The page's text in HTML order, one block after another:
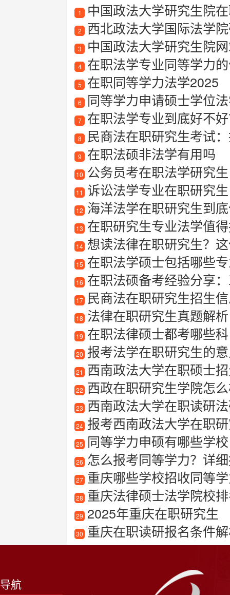
1 中国政法大学研究生院
2 西北政法大学国际法学
3 中国政法大学研究生院
4 在职法学专业同等学力
5 在职同等学力法学2025
6 同等学力申请硕士学位
7 在职法学专业到底好不
8 民商法在职研究生考试
9 在职法硕非法学有用吗
10 公务员考在职法学研究生
11 诉讼法学专业在职研究生
12 海洋法学在职研究生到底
13 在职研究生专业法学值得报考
14 想读法律在职研究生？
15 在职法学硕士包括哪些
16 在职法硕备考经验分享
17 民商法在职研究生招生信
18 法律在职研究生真题解
19 在职法律硕士都考哪些
20 报考法学在职研究生的
21 西南政法大学在职硕士
22 西政在职研究生学院怎
23 西南政法大学在职读研
24 报考西南政法大学在职
25 同等学力申硕有哪些学校
26 怎么报考同等学力？详
27 重庆哪些学校招收同等
28 重庆法律硕士法学院校
29 2025年重庆在职研究生
30 重庆在职读研报名条件
导航